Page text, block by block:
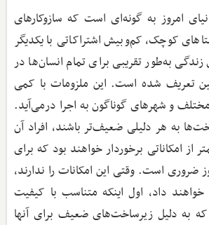
امروز به گونه‌ای است که سازوکارهای
کوچک، کم‌وبیش اشتراکاتی با یکدیگر
زندگی به‌طور تقریبی برای تمام انسان‌ها در
تعریف شده است. این ملزومات با کمی
و شهرهای گوناگون به اجرا درمی‌آید.
به هر دلیلی ضعیف‌تر باشند، افراد آن
از امکاناتی برخوردار خواهند بود که برای
ضروری است. وقتی این امکانات را ندارند،
داد، اول اینکه متناسب با کیفیت
به دلیل زیرساخت‌های ضعیف برای آنها